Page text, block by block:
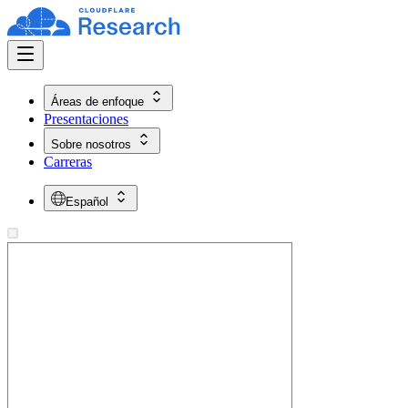
Áreas de enfoque
Presentaciones
Sobre nosotros
Carreras
Español